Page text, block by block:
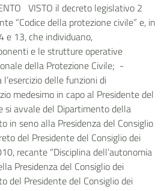
VISTO il decreto legislativo 2
“Codice della protezione civile” e, in
e 13, che individuano,
e le strutture operative
della Protezione Civile; -
delle funzioni di
medesimo in capo al Presidente del
si avvale del Dipartimento della
in seno alla Presidenza del Consiglio
del Presidente del Consiglio dei
recante “Disciplina dell’autonomia
Presidenza del Consiglio dei
del Presidente del Consiglio dei